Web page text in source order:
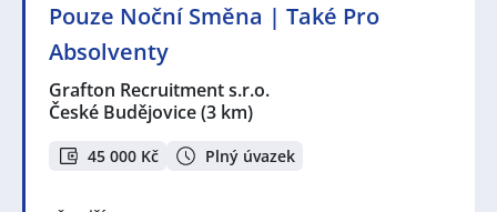
Pouze Noční Směna | Také Pro
Absolventy
Grafton Recruitment s.r.o.
České Budějovice(3 km)
45 000 Kč Plný úvazek